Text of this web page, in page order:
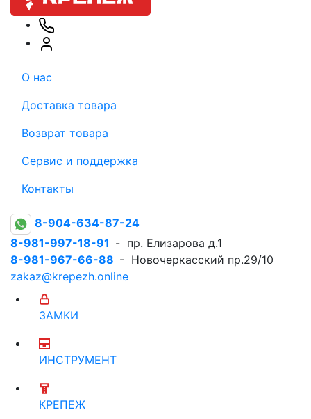
О нас
Доставка товара
Возврат товара
Сервис и поддержка
Контакты
8-904-634-87-24
8-981-997-18-91 - пр. Елизарова д.1
8-981-967-66-88 - Новочеркасский пр.29/10
zakaz@krepezh.online
ЗАМКИ
ИНСТРУМЕНТ
КРЕПЕЖ